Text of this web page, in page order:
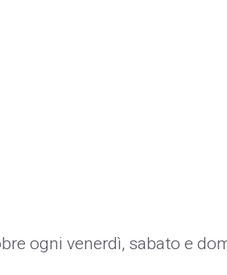
ogni venerdì, sabato e